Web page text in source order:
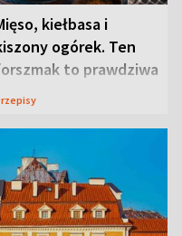
kiełbasa i
ogórek. Ten
to prawdziwa